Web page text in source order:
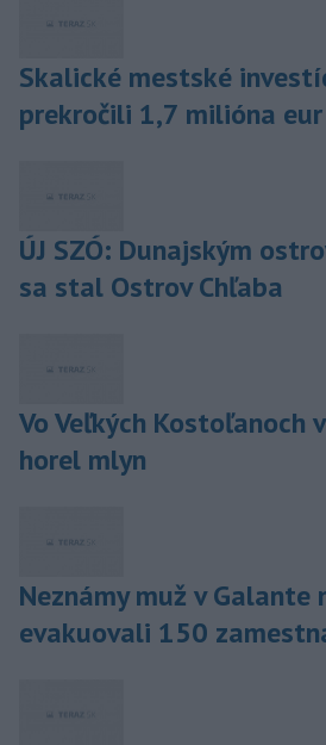
Skalické mestské
prekročili 1,7 milióna eur
ÚJ SZÓ: Dunajským
sa stal Ostrov Chľaba
Vo Veľkých Kostoľanoch
horel mlyn
Neznámy muž v Galante
evakuovali 150